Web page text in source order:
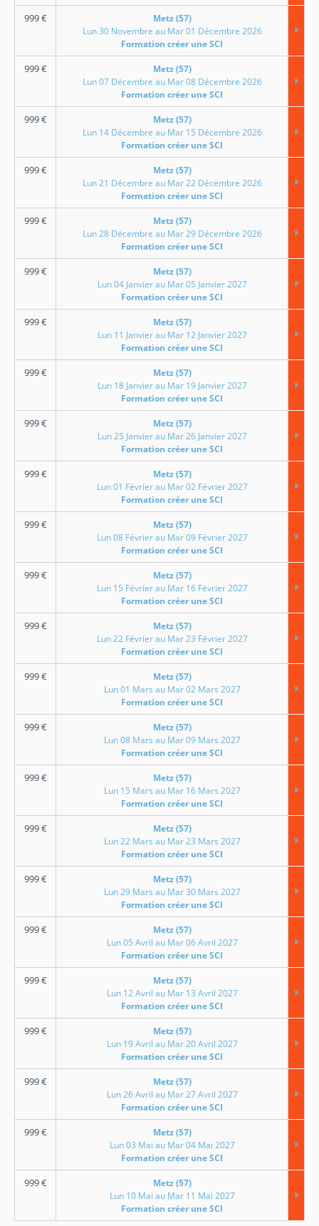
999€
Metz (57)
Lun 30 Novembre au Mar 01 Décembre 2026
Formation créer une SCI
999€
Metz (57)
Lun 07 Décembre au Mar 08 Décembre 2026
Formation créer une SCI
999€
Metz (57)
Lun 14 Décembre au Mar 15 Décembre 2026
Formation créer une SCI
999€
Metz (57)
Lun 21 Décembre au Mar 22 Décembre 2026
Formation créer une SCI
999€
Metz (57)
Lun 28 Décembre au Mar 29 Décembre 2026
Formation créer une SCI
999€
Metz (57)
Lun 04 Janvier au Mar 05 Janvier 2027
Formation créer une SCI
999€
Metz (57)
Lun 11 Janvier au Mar 12 Janvier 2027
Formation créer une SCI
999€
Metz (57)
Lun 18 Janvier au Mar 19 Janvier 2027
Formation créer une SCI
999€
Metz (57)
Lun 25 Janvier au Mar 26 Janvier 2027
Formation créer une SCI
999€
Metz (57)
Lun 01 Février au Mar 02 Février 2027
Formation créer une SCI
999€
Metz (57)
Lun 08 Février au Mar 09 Février 2027
Formation créer une SCI
999€
Metz (57)
Lun 15 Février au Mar 16 Février 2027
Formation créer une SCI
999€
Metz (57)
Lun 22 Février au Mar 23 Février 2027
Formation créer une SCI
999€
Metz (57)
Lun 01 Mars au Mar 02 Mars 2027
Formation créer une SCI
999€
Metz (57)
Lun 08 Mars au Mar 09 Mars 2027
Formation créer une SCI
999€
Metz (57)
Lun 15 Mars au Mar 16 Mars 2027
Formation créer une SCI
999€
Metz (57)
Lun 22 Mars au Mar 23 Mars 2027
Formation créer une SCI
999€
Metz (57)
Lun 29 Mars au Mar 30 Mars 2027
Formation créer une SCI
999€
Metz (57)
Lun 05 Avril au Mar 06 Avril 2027
Formation créer une SCI
999€
Metz (57)
Lun 12 Avril au Mar 13 Avril 2027
Formation créer une SCI
999€
Metz (57)
Lun 19 Avril au Mar 20 Avril 2027
Formation créer une SCI
999€
Metz (57)
Lun 26 Avril au Mar 27 Avril 2027
Formation créer une SCI
999€
Metz (57)
Lun 03 Mai au Mar 04 Mai 2027
Formation créer une SCI
999€
Metz (57)
Lun 10 Mai au Mar 11 Mai 2027
Formation créer une SCI